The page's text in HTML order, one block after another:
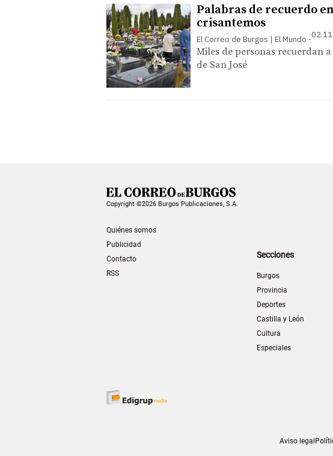
Palabras de recuerdo
crisantemos
El Correo de Burgos | El Mundo
Miles de personas recuerdan
de San José
Copyright ©2026 Burgos Publicaciones, S.A.
Quiénes somos
Publicidad
Contacto
RSS
Secciones
Burgos
Provincia
Deportes
Castilla y León
Cultura
Especiales
Aviso legal